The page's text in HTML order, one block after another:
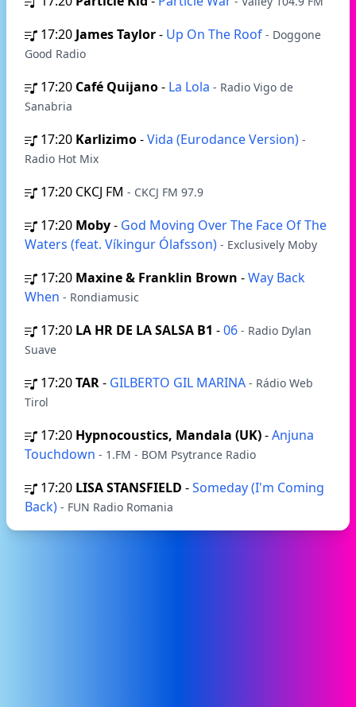
17:20 James Taylor- Up On The Roof - Doggone
Good Radio
17:20 Café Quijano- La Lola - Radio Vigo de
Sanabria
17:20 Karlizimo-Vida (Eurodance Version) -
Radio Hot Mix
17:20 CKCJ FM - CKCJ FM 97.9
17:20 Moby- God Moving Over The Face Of The
Waters (feat. Víkingur Ólafsson) - Exclusively Moby
17:20 Maxine & Franklin Brown -Way Back
When - Rondiamusic
17:20 LA HR DE LA SALSA B1 -06 - Radio Dylan
Suave
17:20TAR- GILBERTO GIL MARINA - Rádio Web
Tirol
17:20 Hypnocoustics, Mandala (UK)-Anjuna
Touchdown - 1.FM - BOM Psytrance Radio
17:20 LISA STANSFIELD -Someday (I'm Coming
Back) - FUN Radio Romania